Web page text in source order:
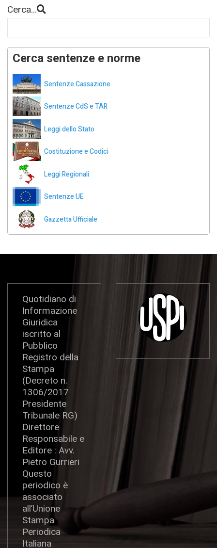
Cerca...
Cerca sentenze e norme
Sentenze Cassazione
Sentenze CdS e TAR
Leggi dello Stato
Costituzione e Codici
Leggi Regionali
Sentenze UE
Gazzetta Ufficiale
Quotidiano di
Informazione
Giuridica
iscritto al
Pubblico
Registro della
Stampa
(Decreto n.
1306/2017
Presidente
Tribunale RG)
Direttore
Responsabile e
Editore : Avv.
Pietro Gurrieri
Questo
periodico è
associato
all’Unione
Stampa
Periodica
Italiana